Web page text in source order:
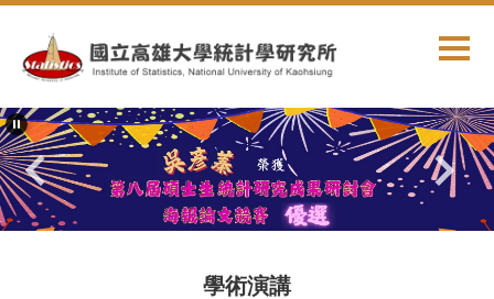
主
內
容
區
學術演講